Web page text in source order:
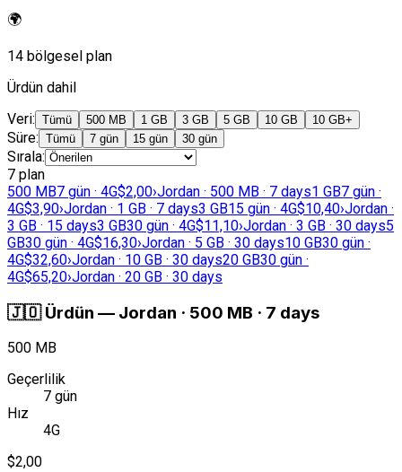
🌍
14 bölgesel plan
Ürdün dahil
Veri: Tümü 500 MB 1 GB 3 GB 5 GB 10 GB 10 GB+
Süre: Tümü 7 gün 15 gün 30 gün
Sırala:
7 plan
500 MB7 gün · 4G$2,00›Jordan · 500 MB · 7 days1 GB7 gün ·
4G$3,90›Jordan · 1 GB · 7 days3 GB15 gün · 4G$10,40›Jordan ·
3 GB · 15 days3 GB30 gün · 4G$11,10›Jordan · 3 GB · 30 days5
GB30 gün · 4G$16,30›Jordan · 5 GB · 30 days10 GB30 gün ·
4G$32,60›Jordan · 10 GB · 30 days20 GB30 gün ·
4G$65,20›Jordan · 20 GB · 30 days
🇯🇴 Ürdün — Jordan · 500 MB · 7 days
500 MB
Geçerlilik
7 gün
Hız
4G
$2,00